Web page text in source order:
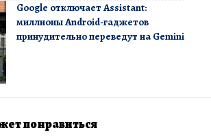
Google отключает Assistant:
миллионы Android-гаджетов
принудительно переведут на Gemini
понравиться